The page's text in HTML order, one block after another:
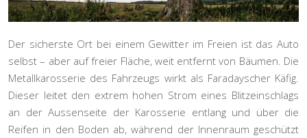
Der sicherste Ort bei einem Gewitter im Freien ist das Auto
selbst – aber auf freier Fläche, weit entfernt von Bäumen. Die
Metallkarosserie des Fahrzeugs wirkt als Faradayscher Käfig.
Dieser leitet den extrem hohen Strom eines Blitzeinschlags
an der Aussenseite der Karosserie entlang und über die
Reifen in den Boden ab, während der Innenraum geschützt